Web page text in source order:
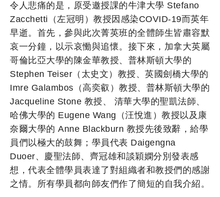
令人悲痛的是，原受邀授課的牛津大學 Stefano
Zacchetti（左冠明）教授因感染COVID-19而英年
早逝。首先，參與此次菁英班的全體師生皆肅容默
哀一分鐘，以示哀慟與追懷。接下來，加拿大英屬
哥倫比亞大學的陳金華教授、普林斯頓大學的
Stephen Teiser（太史文）教授、英國劍橋大學的
Imre Galambos（高奕叡）教授、普林斯頓大學的
Jacqueline Stone 教授、 清華大學的聖凱法師、
哈佛大學的 Eugene Wang（汪悅進）教授以及康
奈爾大學的 Anne Blackburn 教授先後致辭，給學
員們以極大的鼓舞；學員代表 Daigengna
Duoer、慶聖法師、齊冠雄和談穎嫻分別發表感
想，代表全體學員表達了對組織者和教授們的感謝
之情。所有學員都向師友們作了簡短的自我介紹。